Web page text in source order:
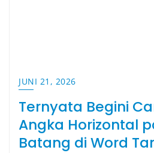
JUNI 21, 2026
Ternyata Begini
Angka Horizontal
Batang di Word